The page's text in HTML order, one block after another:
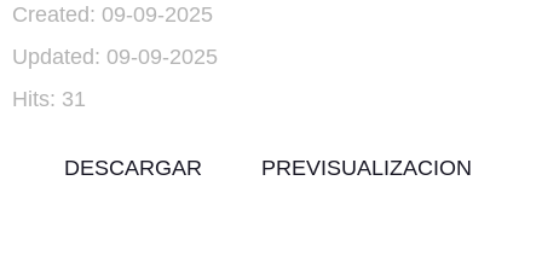
Created: 09-09-2025
Updated: 09-09-2025
Hits: 31
DESCARGAR PREVISUALIZACION